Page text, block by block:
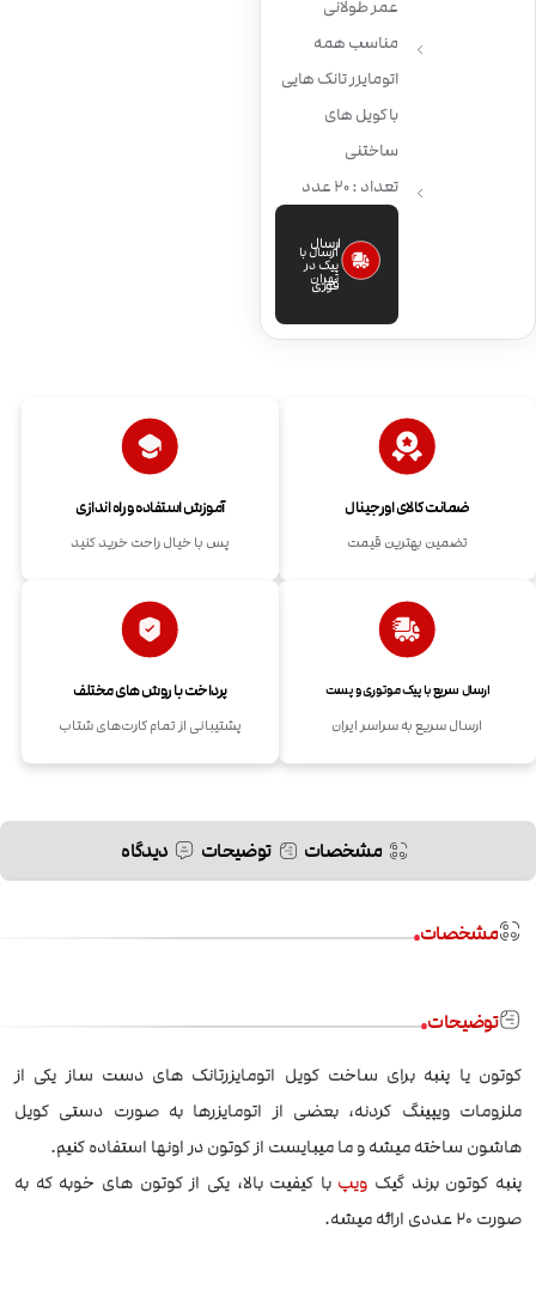
عمر طولانی
مناسب همه
اتومایزر تانک هایی
با کویل های
ساختنی
تعداد : 20 عدد
ارسال
فوری
ارسال با
پیک در
تهران
ضمانت کالای اورجینال
تضمین بهترین قیمت
آموزش استفاده و راه اندازی
پس با خیال راحت خرید کنید
ارسال سریع با پیک موتوری و پست
ارسال سریع به سراسر ایران
پرداخت با روش های مختلف
پشتیبانی از تمام کارت‌های شتاب
مشخصات توضیحات دیدگاه
مشخصات
توضیحات
کوتون یا پنبه برای ساخت کویل اتومایزرتانک های دست ساز یکی از
ملزومات ویپینگ کردنه، بعضی از اتومایزرها به صورت دستی کویل
هاشون ساخته میشه و ما میبایست از کوتون در اونها استفاده کنیم.
پنبه کوتون برند گیک ویپ با کیفیت بالا، یکی از کوتون های خوبه که به
صورت 20 عددی ارائه میشه.